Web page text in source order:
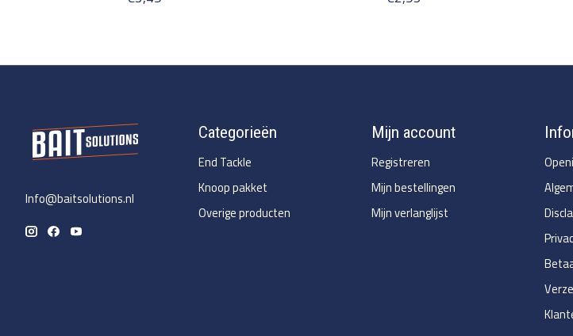
Info@baitsolutions.nl
Categorieën
End Tackle
Knoop pakket
Overige producten
Mijn account
Registreren
Mijn bestellingen
Mijn verlanglijst